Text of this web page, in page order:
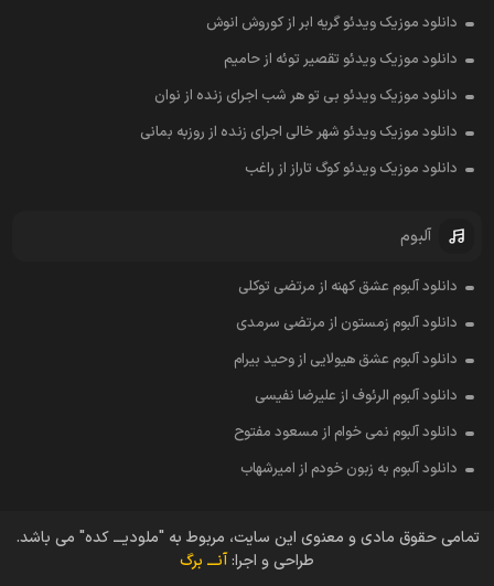
دانلود موزیک ویدئو گریه ابر از کوروش انوش
دانلود موزیک ویدئو تقصیر توئه از حامیم
دانلود موزیک ویدئو بی تو هر شب اجرای زنده از نوان
دانلود موزیک ویدئو شهر خالی اجرای زنده از روزبه بمانی
دانلود موزیک ویدئو کوگ تاراز از راغب
آلبوم
دانلود آلبوم عشق کهنه از مرتضی توکلی
دانلود آلبوم زمستون از مرتضی سرمدی
دانلود آلبوم عشق هیولایی از وحید بیرام
دانلود آلبوم الرئوف از علیرضا نفیسی
دانلود آلبوم نمی خوام از مسعود مفتوح
دانلود آلبوم به زبون خودم از امیرشهاب
تمامی حقوق مادی و معنوی این سایت، مربوط به "ملودیـــ کده" می باشد.
طراحی و اجرا:آنـــ برگ